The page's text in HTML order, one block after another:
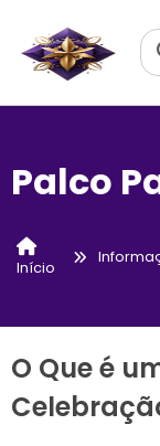
Palco
Início
O Que é